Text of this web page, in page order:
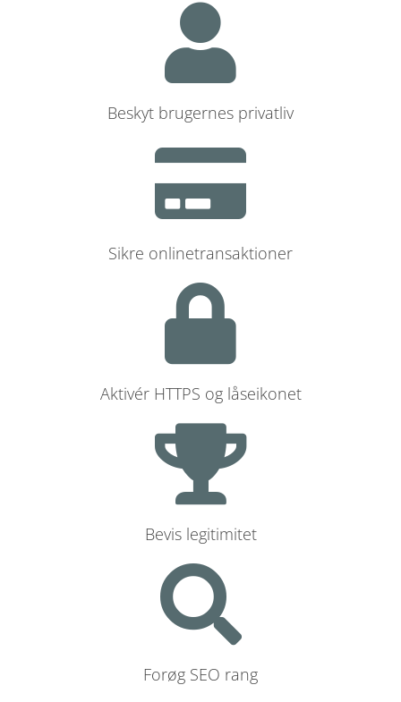
Beskyt brugernes privatliv
Sikre onlinetransaktioner
Aktivér HTTPS og låseikonet
Bevis legitimitet
Forøg SEO rang